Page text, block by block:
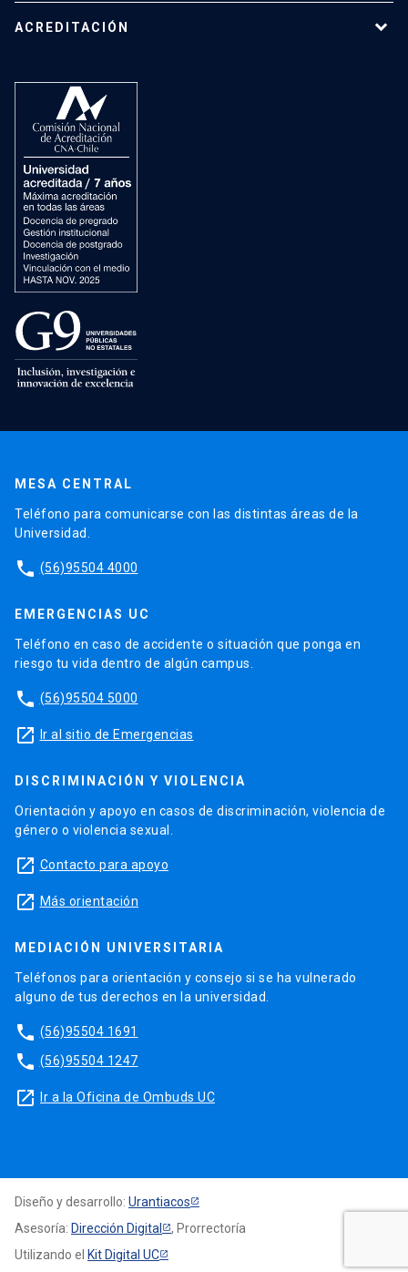
ACREDITACIÓN
MESA CENTRAL
Teléfono para comunicarse con las distintas áreas de la
Universidad.
phone (56)95504 4000
EMERGENCIAS UC
Teléfono en caso de accidente o situación que ponga en
riesgo tu vida dentro de algún campus.
phone (56)95504 5000
launch Ir al sitio de Emergencias
DISCRIMINACIÓN Y VIOLENCIA
Orientación y apoyo en casos de discriminación, violencia de
género o violencia sexual.
launch Contacto para apoyo
launch Más orientación
MEDIACIÓN UNIVERSITARIA
Teléfonos para orientación y consejo si se ha vulnerado
alguno de tus derechos en la universidad.
phone (56)95504 1691
phone (56)95504 1247
launch Ir a la Oficina de Ombuds UC
Diseño y desarrollo: Urantiacos
Asesoría: Dirección Digital
, Prorrectoría
Utilizando el Kit Digital UC